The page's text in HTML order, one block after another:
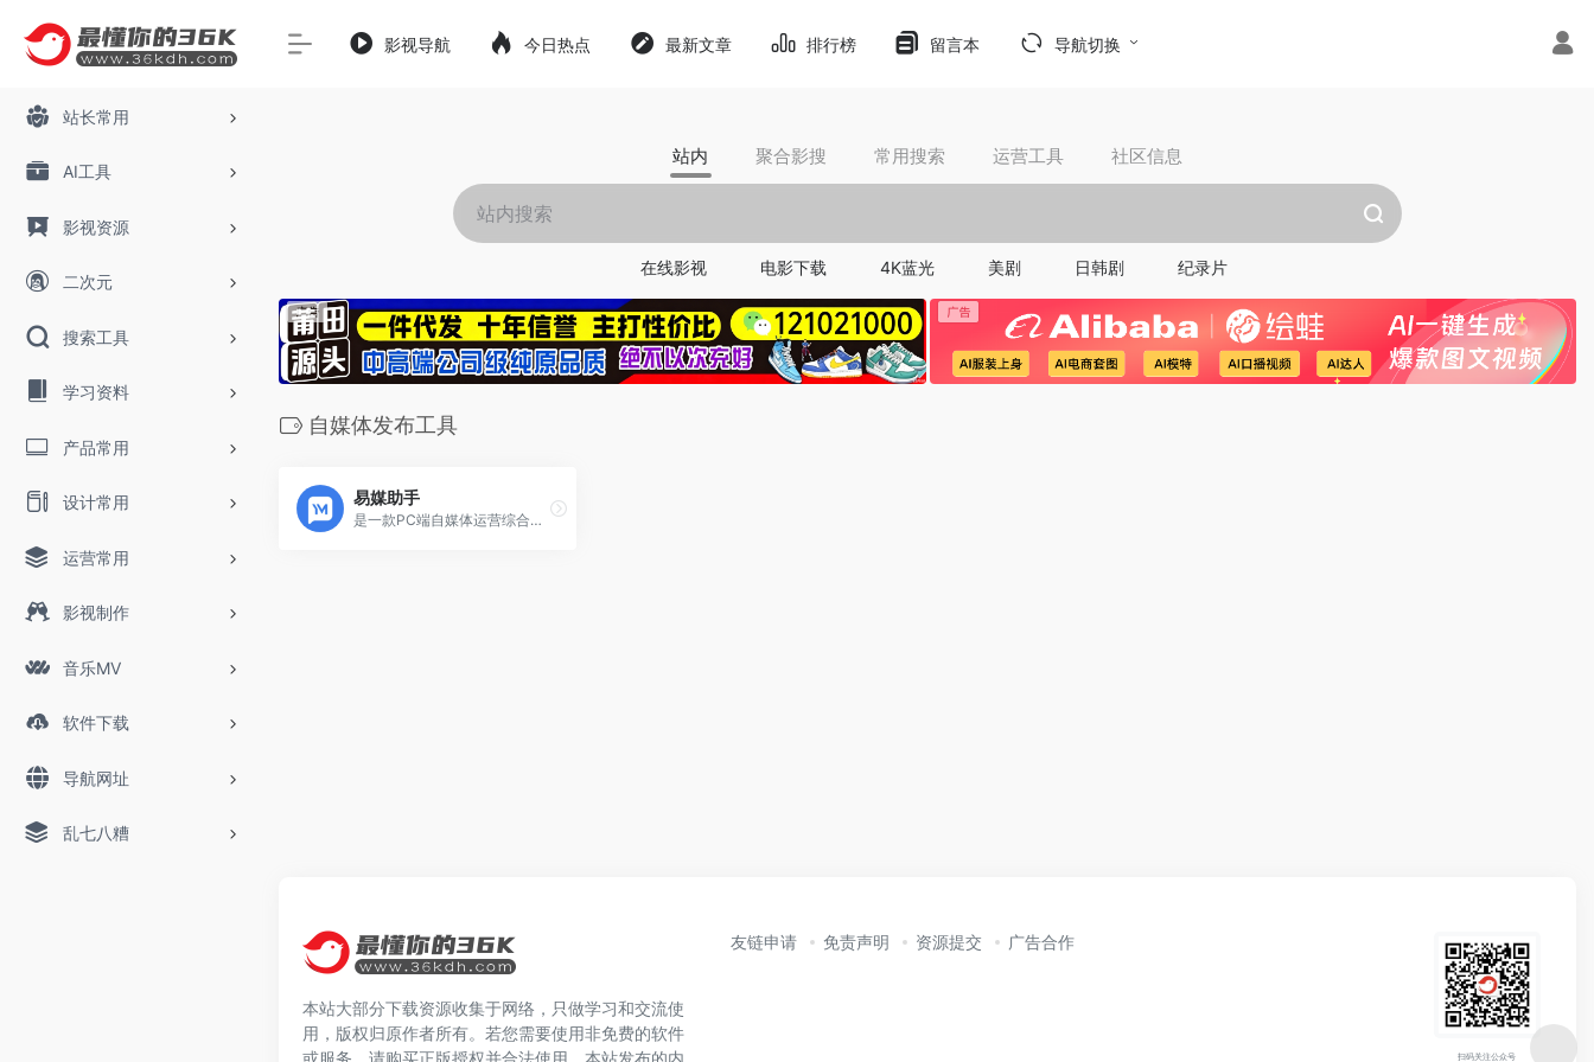
站长常用
AI工具
影视资源
二次元
搜索工具
学习资料
产品常用
设计常用
运营常用
影视制作
音乐MV
软件下载
导航网址
乱七八糟
影视导航 今日热点 最新文章 排行榜 留言本 导航切换
站内 聚合影搜 常用搜索 运营工具 社区信息
在线影视 电影下载 4K蓝光 美剧 日韩剧 纪录片
自媒体发布工具
易媒助手
是一款PC端自媒体运营综合工具，支持70+自媒体统一管理，多平台一键发布，解决创作、运营、引流、获客难题
本站大部分下载资源收集于网络，只做学习和交流使
用，版权归原作者所有。若您需要使用非免费的软件
或服务，请购买正版授权并合法使用。本站发布的内
友链申请 免责声明 资源提交 广告合作
扫码关注公众号